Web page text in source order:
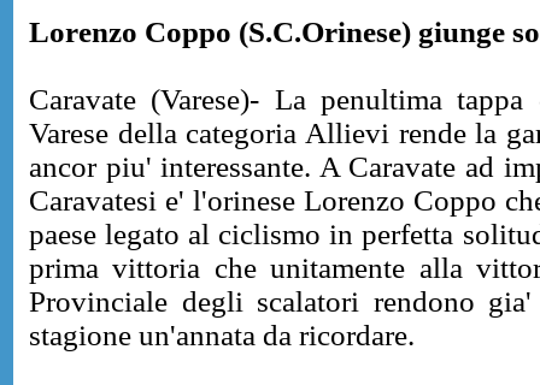
Lorenzo Coppo (S.C.Orinese) giunge
Caravate (Varese)- La penultima
Varese della categoria Allievi rende la
ancor piu' interessante. A Caravate ad
Caravatesi e' l'orinese Lorenzo Coppo
paese legato al ciclismo in perfetta
prima vittoria che unitamente alla
Provinciale degli scalatori rendono
stagione un'annata da ricordare.